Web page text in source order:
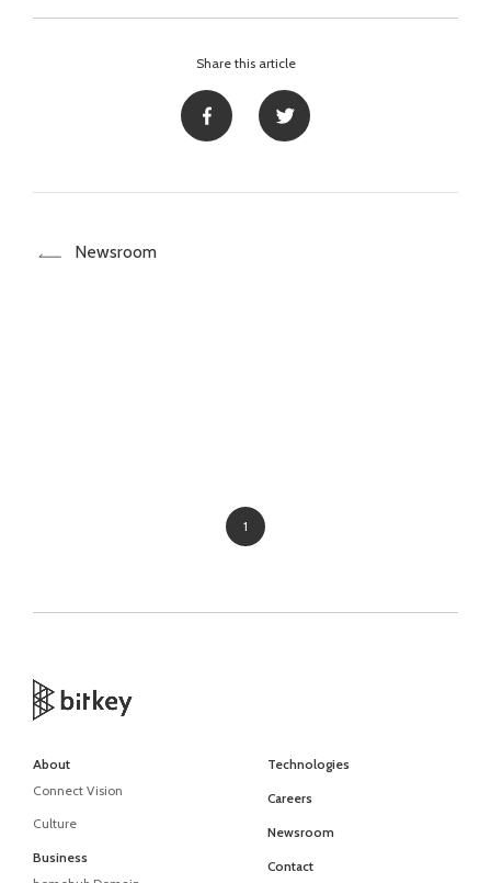
Share this article
Newsroom
1
About
Connect Vision
Culture
Business
Technologies
Careers
Newsroom
Contact